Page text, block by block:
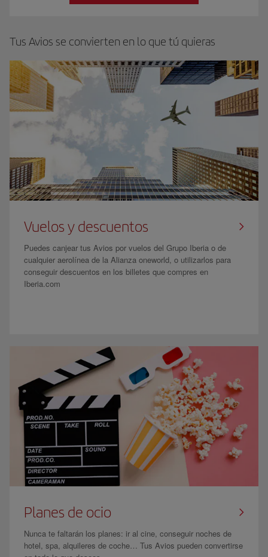
Tus Avios se convierten en lo que tú quieras
Vuelos y descuentos
Puedes canjear tus Avios por vuelos del Grupo Iberia o de
cualquier aerolínea de la Alianza oneworld, o utilizarlos para
conseguir descuentos en los billetes que compres en
Iberia.com
Planes de ocio
Nunca te faltarán los planes: ir al cine, conseguir noches de
hotel, spa, alquileres de coche… Tus Avios pueden convertirse